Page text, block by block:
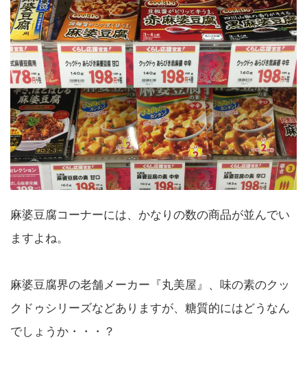
麻婆豆腐コーナーには、かなりの数の商品が並んでい
ますよね。
麻婆豆腐界の老舗メーカー『丸美屋』、味の素のクッ
クドゥシリーズなどありますが、糖質的にはどうなん
でしょうか・・・？